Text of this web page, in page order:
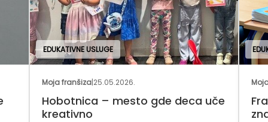
EDUKATIVNE USLUGE
Moja franšiza|25.05.2026.
Hobotnica – mesto gde deca uče
kreativno